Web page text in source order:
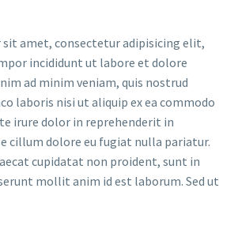
amet, consectetur adipisicing elit,
incididunt ut labore et dolore
ad minim veniam, quis nostrud
laboris nisi ut aliquip ex ea commodo
irure dolor in reprehenderit in
cillum dolore eu fugiat nulla pariatur.
cupidatat non proident, sunt in
mollit anim id est laborum. Sed ut